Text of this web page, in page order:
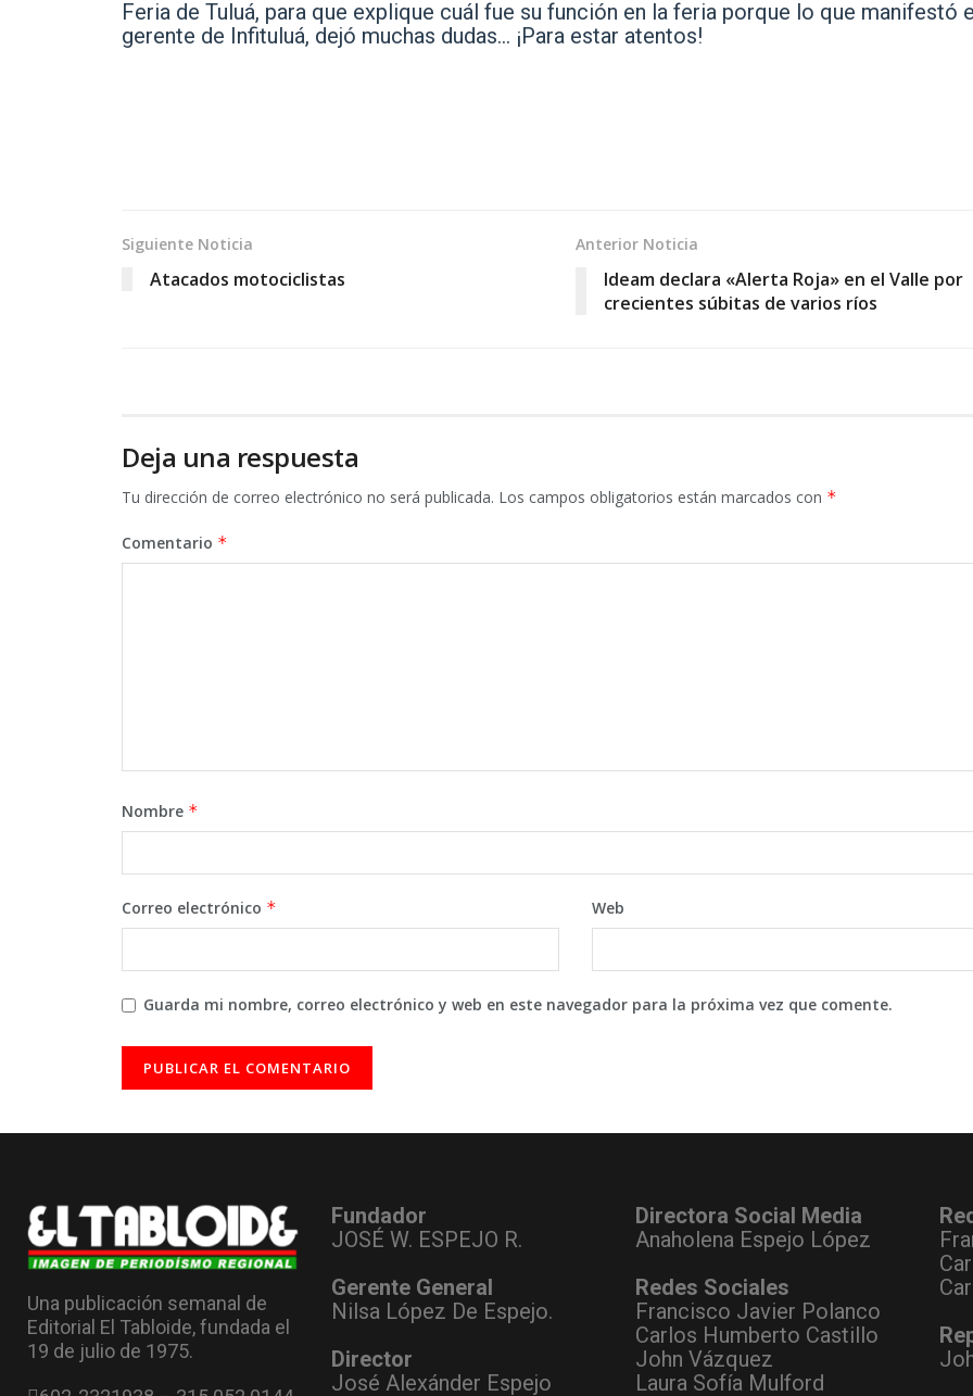
Feria de Tuluá, para que explique cuál fue su función en la feria porque lo que manifestó
gerente de Infituluá, dejó muchas dudas… ¡Para estar atentos!
Siguiente Noticia
Atacados motociclistas
Anterior Noticia
Ideam declara «Alerta Roja» en el Valle por
crecientes súbitas de varios ríos
Deja una respuesta
Tu dirección de correo electrónico no será publicada. Los campos obligatorios están marcados con *
Comentario *
Nombre *
Correo electrónico * Web
Guarda mi nombre, correo electrónico y web en este navegador para la próxima vez que comente.
Una publicación semanal de
Editorial El Tabloide, fundada el
19 de julio de 1975.
Fundador
JOSÉ W. ESPEJO R.
Gerente General
Nilsa López De Espejo.
Director
José Alexánder Espejo
Directora Social Media
Anaholena Espejo López
Redes Sociales
Francisco Javier Polanco
Carlos Humberto Castillo
John Vázquez
Laura Sofía Mulford